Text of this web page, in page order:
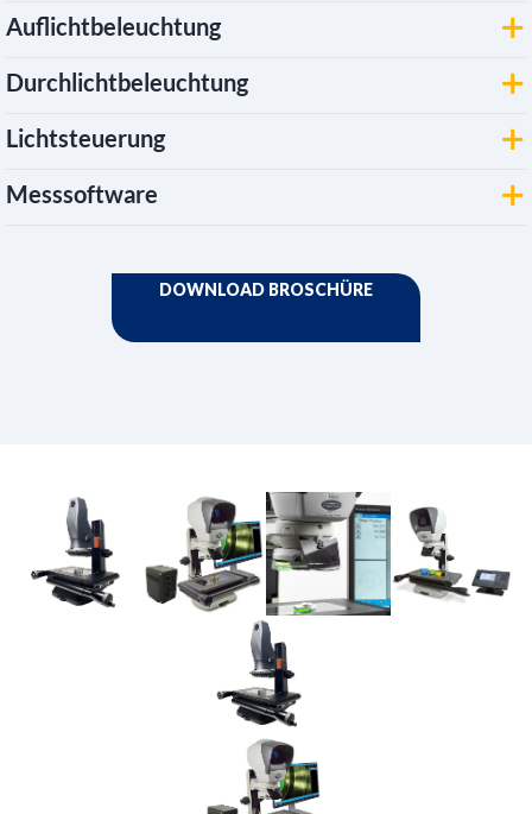
Auflichtbeleuchtung
Durchlichtbeleuchtung
Lichtsteuerung
Messsoftware